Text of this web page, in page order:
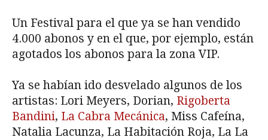
Un Festival para el que ya se han vendido
4.000 abonos y en el que, por ejemplo, están
agotados los abonos para la zona VIP.
Ya se habían ido desvelado algunos de los
artistas: Lori Meyers, Dorian, Rigoberta
Bandini, La Cabra Mecánica, Miss Cafeína,
Natalia Lacunza, La Habitación Roja, La La